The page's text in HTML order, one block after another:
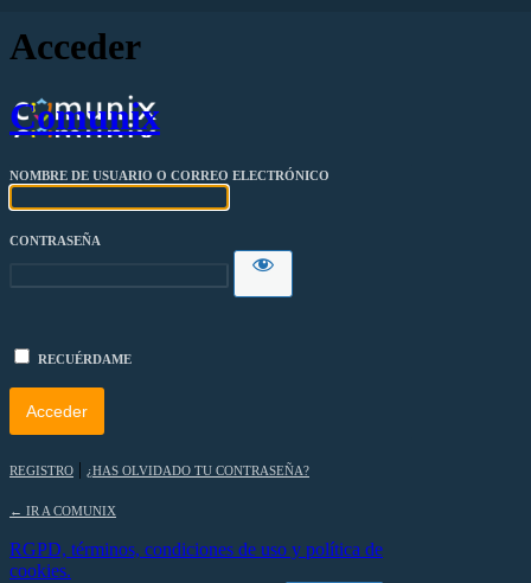
Acceder
Comunix
NOMBRE DE USUARIO O CORREO ELECTRÓNICO
CONTRASEÑA
RECUÉRDAME
REGISTRO | ¿HAS OLVIDADO TU CONTRASEÑA?
← IR A COMUNIX
RGPD, términos, condiciones de uso y política de
cookies.